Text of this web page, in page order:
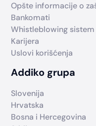
Opšte informacije o
Bankomati
Whistleblowing sistem
Karijera
Uslovi korišćenja
Addiko grupa
Slovenija
Hrvatska
Bosna i Hercegovina